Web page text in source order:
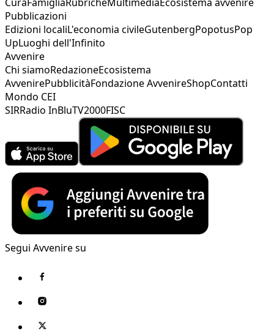
Pubblicazioni
Edizioni localiL'economia civileGutenbergPopotusPop
UpLuoghi dell'Infinito
Avvenire
Chi siamoRedazioneEcosistema
AvvenirePubblicitàFondazione AvvenireShopContatti
Mondo CEI
SIRRadio InBluTV2000FISC
Segui Avvenire su